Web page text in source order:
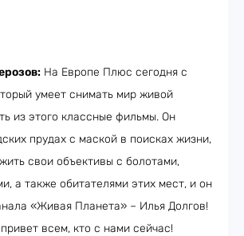
На Европе Плюс сегодня с
умеет снимать мир живой
из этого классные фильмы. Он
прудах с маской в поисках жизни,
свои объективы с болотами,
а также обитателями этих мест, и он
«Живая Планета» – Илья Долгов!
всем, кто с нами сейчас!